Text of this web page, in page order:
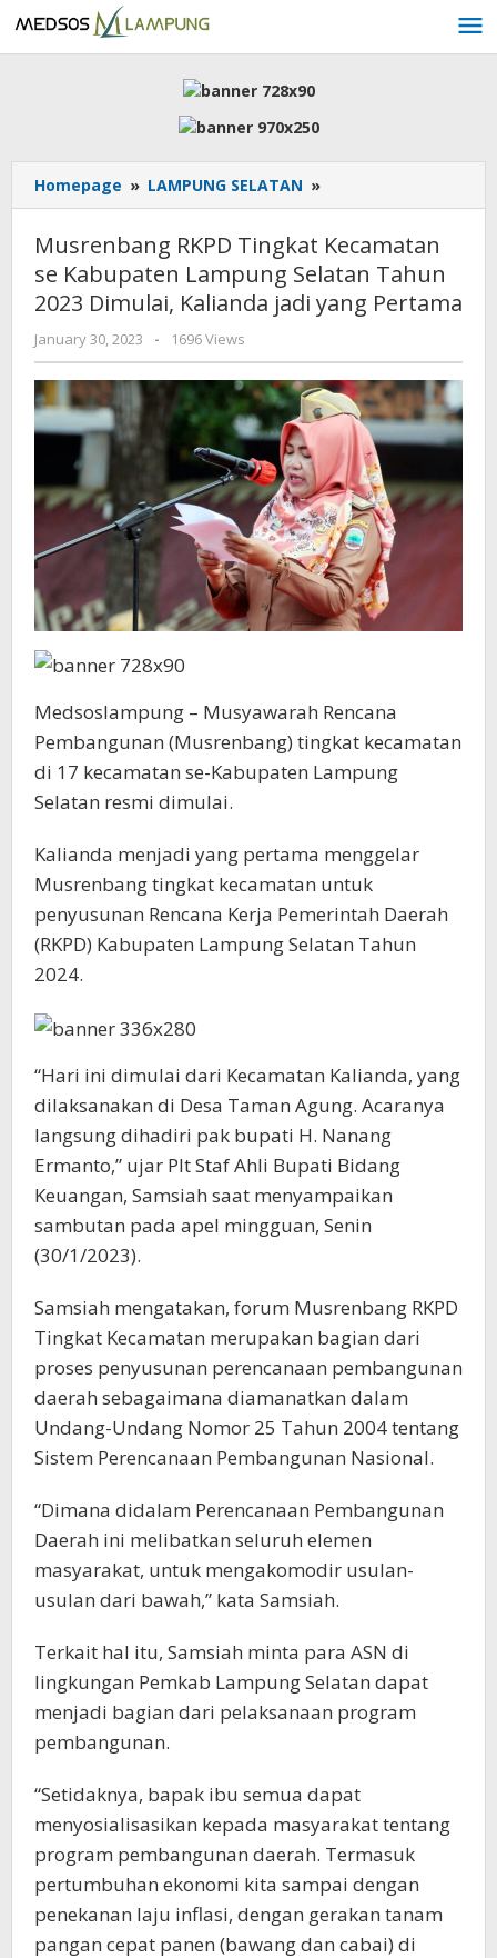
to
content
Homepage » LAMPUNG SELATAN »
RKPD
Kecamatan
se
Kabupaten
Lampung
Tahun
2023
Dimulai,
Kalianda
jadi
yang
Pertama
Musrenbang RKPD Tingkat Kecamatan
se Kabupaten Lampung Selatan Tahun
2023 Dimulai, Kalianda jadi yang Pertama
January 30, 2023
by
AdminML
- 1696 Views
Medsoslampung – Musyawarah Rencana
Pembangunan (Musrenbang) tingkat kecamatan
di 17 kecamatan se-Kabupaten Lampung
Selatan resmi dimulai.
Kalianda menjadi yang pertama menggelar
Musrenbang tingkat kecamatan untuk
penyusunan Rencana Kerja Pemerintah Daerah
(RKPD) Kabupaten Lampung Selatan Tahun
2024.
“Hari ini dimulai dari Kecamatan Kalianda, yang
dilaksanakan di Desa Taman Agung. Acaranya
langsung dihadiri pak bupati H. Nanang
Ermanto,” ujar Plt Staf Ahli Bupati Bidang
Keuangan, Samsiah saat menyampaikan
sambutan pada apel mingguan, Senin
(30/1/2023).
Samsiah mengatakan, forum Musrenbang RKPD
Tingkat Kecamatan merupakan bagian dari
proses penyusunan perencanaan pembangunan
daerah sebagaimana diamanatkan dalam
Undang-Undang Nomor 25 Tahun 2004 tentang
Sistem Perencanaan Pembangunan Nasional.
“Dimana didalam Perencanaan Pembangunan
Daerah ini melibatkan seluruh elemen
masyarakat, untuk mengakomodir usulan-
usulan dari bawah,” kata Samsiah.
Terkait hal itu, Samsiah minta para ASN di
lingkungan Pemkab Lampung Selatan dapat
menjadi bagian dari pelaksanaan program
pembangunan.
“Setidaknya, bapak ibu semua dapat
menyosialisasikan kepada masyarakat tentang
program pembangunan daerah. Termasuk
pertumbuhan ekonomi kita sampai dengan
penekanan laju inflasi, dengan gerakan tanam
pangan cepat panen (bawang dan cabai) di